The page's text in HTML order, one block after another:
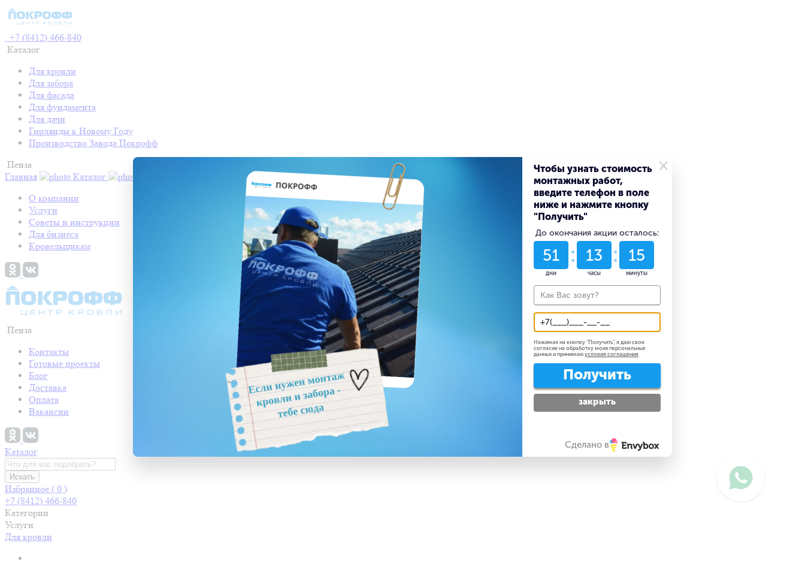
+7 (8412) 466-840
Каталог
Для кровли
Для забора
Для фасада
Для фундамента
Для дачи
Гирлянды к Новому Году
Производство Завода Покрофф
Пенза
Главная
Каталог Готовые проекты Блог Доставка Оплата Вакансии
О компании
Услуги
Советы и инструкции
Для бизнеса
Кровельщикам
Пенза
Контакты
Готовые проекты
Блог
Доставка
Оплата
Вакансии
Каталог
Искать
Избранное ( 0 )
+7 (8412) 466-840
Категории
Услуги
Для кровли
×
Чтобы узнать стоимость
монтажных работ,
введите телефон в поле
ниже и нажмите кнопку
"Получить"
До окончания акции осталось:
51
дни
13
часы
15
минуты
Нажимая на кнопку "Получить", я даю свое
согласие на обработку моих персональных
данных и принимаю условия соглашения
Получить
закрыть
Сделано в